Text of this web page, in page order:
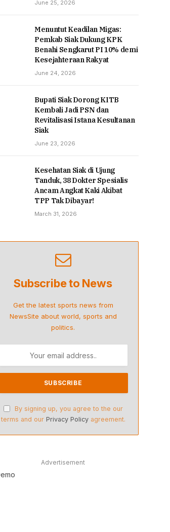
June 25, 2026
Menuntut Keadilan Migas:
Pemkab Siak Dukung KPK
Benahi Sengkarut PI 10% demi
Kesejahteraan Rakyat
June 24, 2026
Bupati Siak Dorong KITB
Kembali Jadi PSN dan
Revitalisasi Istana Kesultanan
Siak
June 23, 2026
Kesehatan Siak di Ujung
Tanduk, 38 Dokter Spesialis
Ancam Angkat Kaki Akibat
TPP Tak Dibayar!
March 31, 2026
Subscribe to News
Get the latest sports news from
NewsSite about world, sports and
politics.
By signing up, you agree to the our
terms and our Privacy Policyagreement.
Advertisement